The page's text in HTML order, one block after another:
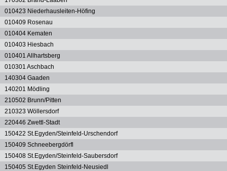
010423 Niederhausleiten-Höfing
010409 Rosenau
010404 Kematen
010403 Hiesbach
010401 Allhartsberg
010301 Aschbach
140304 Gaaden
140201 Mödling
210502 Brunn/Pitten
210323 Wöllersdorf
220446 Zwettl-Stadt
150422 St.Egyden/Steinfeld-Urschendorf
150409 Schneebergdörfl
150408 St.Egyden/Steinfeld-Saubersdorf
150405 St.Egyden Steinfeld-Neusiedl